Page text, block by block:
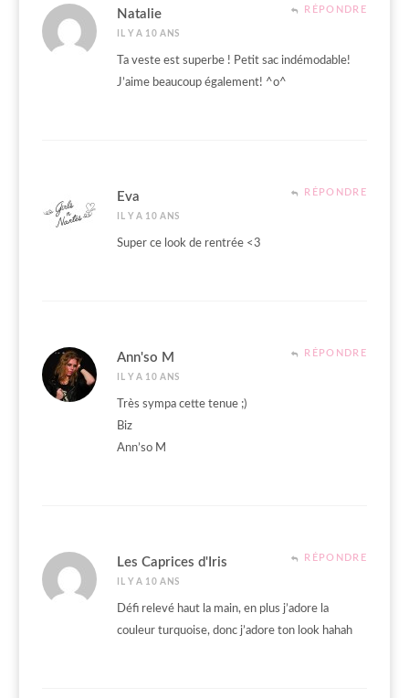
Natalie
IL Y A 10 ANS
RÉPONDRE
Ta veste est superbe ! Petit sac indémodable!
J’aime beaucoup également! ^o^
Eva
IL Y A 10 ANS
RÉPONDRE
Super ce look de rentrée <3
Ann'so M
IL Y A 10 ANS
RÉPONDRE
Très sympa cette tenue ;)
Biz
Ann’so M
Les Caprices d'Iris
IL Y A 10 ANS
RÉPONDRE
Défi relevé haut la main, en plus j’adore la
couleur turquoise, donc j’adore ton look hahah